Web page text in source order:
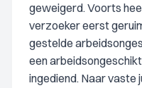
geweigerd. Voorts
verzoeker eerst
gestelde
een
ingediend. Naar vaste